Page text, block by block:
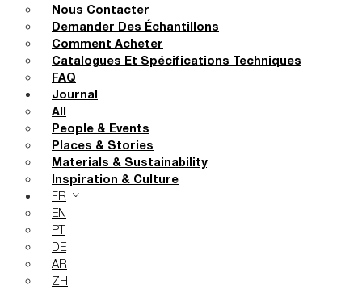
Nous Contacter
Demander Des Échantillons
Comment Acheter
Catalogues Et Spécifications Techniques
FAQ
Journal
All
People & Events
Places & Stories
Materials & Sustainability
Inspiration & Culture
FR
EN
PT
DE
AR
ZH